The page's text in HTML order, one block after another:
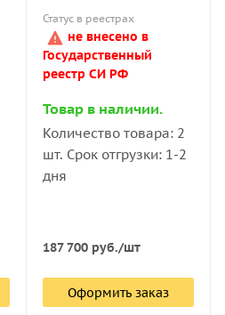
Статус в реестрах
не внесено в
Государственный
реестр СИ РФ
Товар в наличии.
Количество товара: 2
шт. Срок отгрузки: 1-2
дня
187 700руб./шт
Оформить заказ